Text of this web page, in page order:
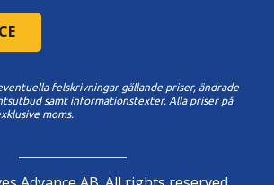
felskrivningar gällande priser, ändrade
samt informationstexter. Alla priser på
moms.